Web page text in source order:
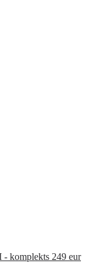
komplekts 249 eur